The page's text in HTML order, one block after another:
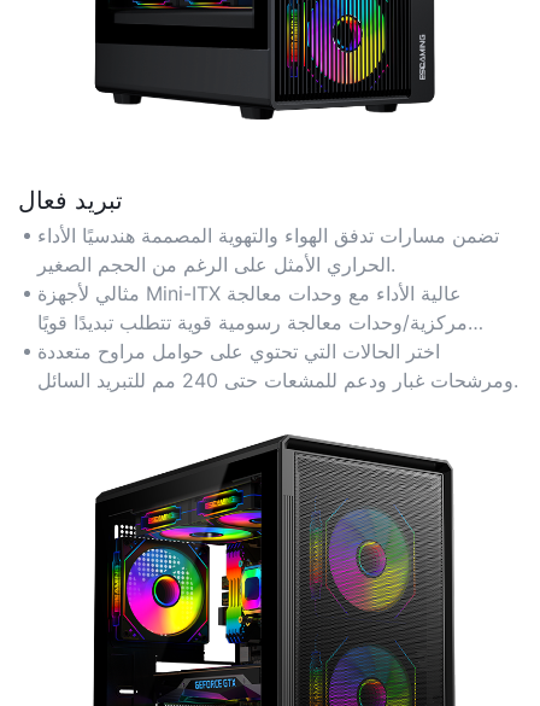
تبريد فعال
تضمن مسارات تدفق الهواء والتهوية المصممة هندسيًا الأداء
الحراري الأمثل على الرغم من الحجم الصغير.
مثالي لأجهزة Mini-ITX عالية الأداء مع وحدات معالجة
مركزية/وحدات معالجة رسومية قوية تتطلب تبديدًا قويًا
للحرارة.
اختر الحالات التي تحتوي على حوامل مراوح متعددة
ومرشحات غبار ودعم للمشعات حتى 240 مم للتبريد السائل.